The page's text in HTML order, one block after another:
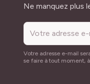
Adresse mail
Ne manquez plus
Votre adresse e-mail
se faire à tout moment,